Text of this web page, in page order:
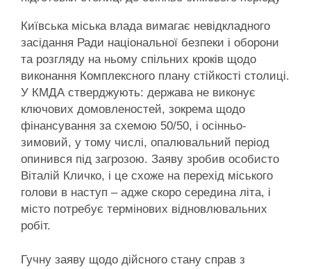
Київська міська влада вимагає невідкладного
засідання Ради національної безпеки і оборони
та розгляду на ньому спільних кроків щодо
виконання Комплексного плану стійкості столиці.
У КМДА стверджують: держава не виконує
ключових домовленостей, зокрема щодо
фінансування за схемою 50/50, і осінньо-
зимовий, у тому числі, опалювальний період
опинився під загрозою. Заяву зробив особисто
Віталій Кличко, і це схоже на перехід міського
голови в наступ – адже скоро середина літа, і
місто потребує термінових відновлювальних
робіт.
Гучну заяву щодо дійсного стану справ з